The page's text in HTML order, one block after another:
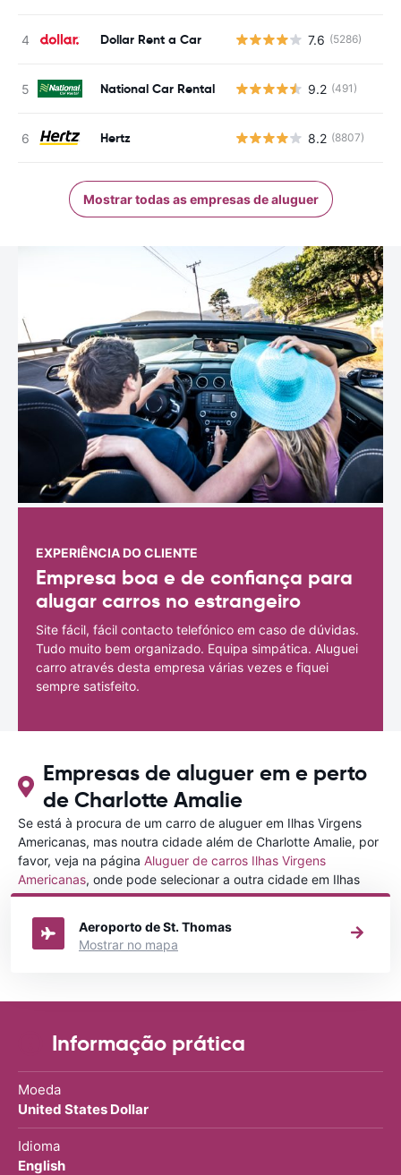
Dollar Rent a Car 7.6 (5286)
National Car Rental 9.2 (491)
Hertz 8.2 (8807)
Mostrar todas as empresas de aluguer
EXPERIÊNCIA DO CLIENTE
Empresa boa e de confiança para
alugar carros no estrangeiro
Site fácil, fácil contacto telefónico em caso de dúvidas.
Tudo muito bem organizado. Equipa simpática. Aluguei
carro através desta empresa várias vezes e fiquei
sempre satisfeito.
Empresas de aluguer em e perto
de Charlotte Amalie
Se está à procura de um carro de aluguer em Ilhas Virgens
Americanas, mas noutra cidade além de Charlotte Amalie, por
favor, veja na página Aluguer de carros Ilhas Virgens
Americanas, onde pode selecionar a outra cidade em Ilhas
Virgens Americanas que gostaria de alugar um carro
Aeroporto de St. Thomas
Mostrar no mapa
Informação prática
Moeda
United States Dollar
Idioma
English